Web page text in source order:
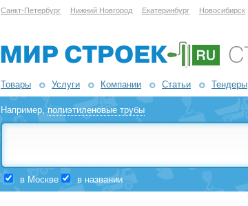
Санкт-Петербург Нижний Новгород Екатеринбург Новосибирск
Товары Услуги Компании Статьи Тендеры
Например,полиэтиленовые трубы
в Москве в названии